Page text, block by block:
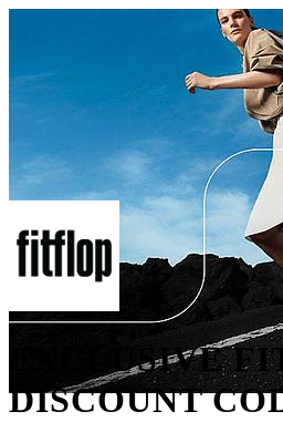
EXCLUSIVE
DISCOUNT